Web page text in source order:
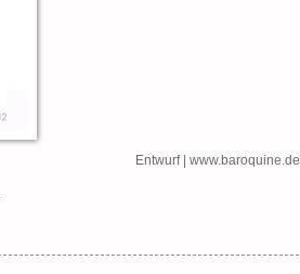
Entwurf | www.baroquine.de